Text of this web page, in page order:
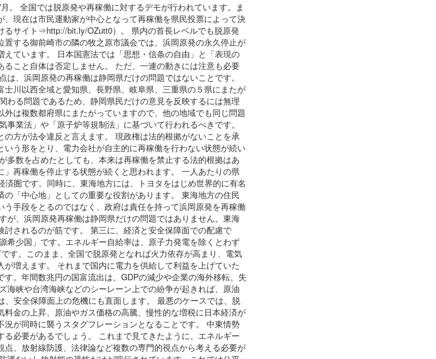
。 全国では脱原発や再稼働に対するデモが行われています。ま
現在は市民運動家が中心となって再稼働を県民投票によって決
サイト⇒http://bit.ly/OZutt0）。 県内の首長レベルでも脱原発
する御前崎市の隣の牧之原市議会では、浜岡原発の永久停止が
ています。 日本国憲法では「思想・信条の自由」と「表現の
こと自体は否定しません。 ただ、一連の動きには注意も必要
、浜岡原発の再稼働は静岡県だけの問題ではないことです。
川以西全域と愛知県、長野県、岐阜県、三重県の５県にまたが
わる問題であるため、静岡県民だけの意見を反映するには無理
は複数都府県にまたがっていますので、他の地域でも同じ問題
業法」や「原子炉等規制法」に基づいて行われるべきです。
方が法令違反と言えます。 現政権は法的根拠がないことを承
う形をとり、電力会社が自主的に再稼働を行わない状態が続い
多数を占めたとしても、本来は再稼働を禁止する法的根拠はあ
再稼働を停止する状態が続くと思われます。 一人あたりの県
圏です。同時に、東海地方には、トヨタをはじめ世界的に有名
「中心地」としての重要な役割があります。 東海地方の住民
手段をとるのではなく、政府は責任を持って浜岡原発を再稼働
が、浜岡原発再稼働は静岡県だけの問題ではありません。東海
されるのが筋です。 第三に、経済と安全保障面での配慮で
希少国」です。エネルギー自給率は、原子力発電を除くとわず
す。このまま、全国で脱原発となれば火力依存が高まり、電気
増えます。 それまで国内に電力を供給して利益を上げていた
。年間数兆円の国富流出は、GDPの減少や企業の海外移転、失
海峡や台湾海峡などのシーレーン上での紛争が起きれば、原油
安全保障面上の危機にも直面します。 最悪のケースでは、脱
金の上昇、原油やガス価格の高騰、慢性的な増税に日本経済が
が同時に襲うスタグフレーションとなることです。 中東情勢
必要があるでしょう。 これまで見てきたように、エネルギー
、放射線防護、法律論など複数の専門的視点から考える必要が